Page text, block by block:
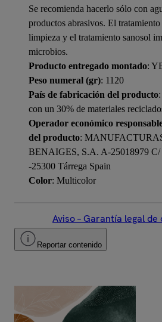
Se recomienda hacerlo sólo con
productos abrasivos. El
limpieza y el tratamiento sanosol
microbios.
Producto entregado montado:
Peso numeral (gr): 1120
País de fabricación del producto
con un 30% de materiales
Operador económico
del producto:
BENAIGES, S.A. A-25018979 C/
-25300 Tárrega Spain
Color: Multicolor
Aviso – Garantía legal
Reportar contenido